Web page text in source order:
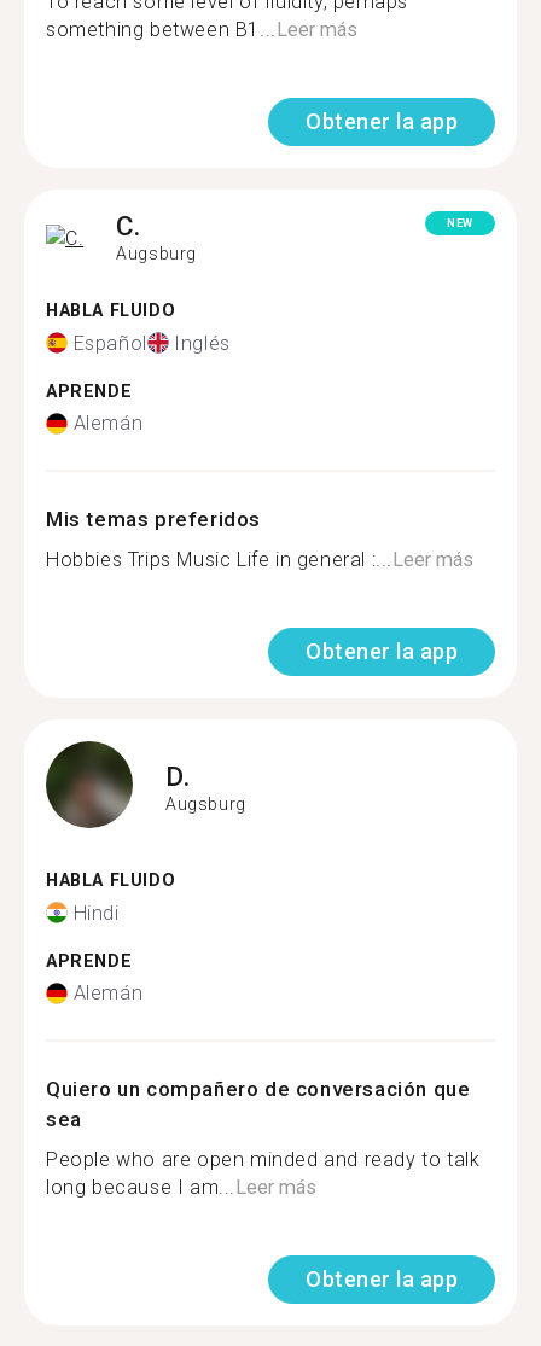
something between B1...Leer más
Obtener la app
C.
Augsburg
NEW
HABLA FLUIDO
Español Inglés
APRENDE
Alemán
Mis temas preferidos
Hobbies Trips Music Life in general :...Leer más
Obtener la app
D.
Augsburg
HABLA FLUIDO
Hindi
APRENDE
Alemán
Quiero un compañero de conversación que
sea
People who are open minded and ready to talk
long because I am...Leer más
Obtener la app